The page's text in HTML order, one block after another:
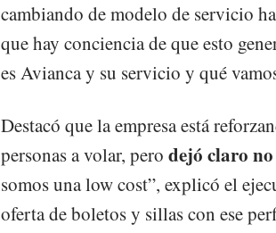
cambiando de modelo de servicio
que hay conciencia de que esto
es Avianca y su servicio y qué
Destacó que la empresa está
personas a volar, pero dejó claro
somos una low cost”, explicó el
oferta de boletos y sillas con ese